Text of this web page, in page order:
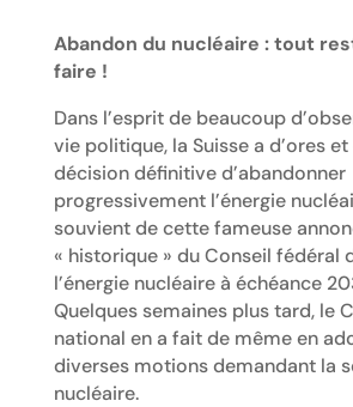
Abandon du nucléaire : tout
faire !
Dans l’esprit de beaucoup
vie politique, la Suisse a d’ores
décision définitive d’abandonner
progressivement l’énergie
souvient de cette fameuse
« historique » du Conseil fédéral
l’énergie nucléaire à échéance
Quelques semaines plus tard, le
national en a fait de même en
diverses motions demandant la
nucléaire.